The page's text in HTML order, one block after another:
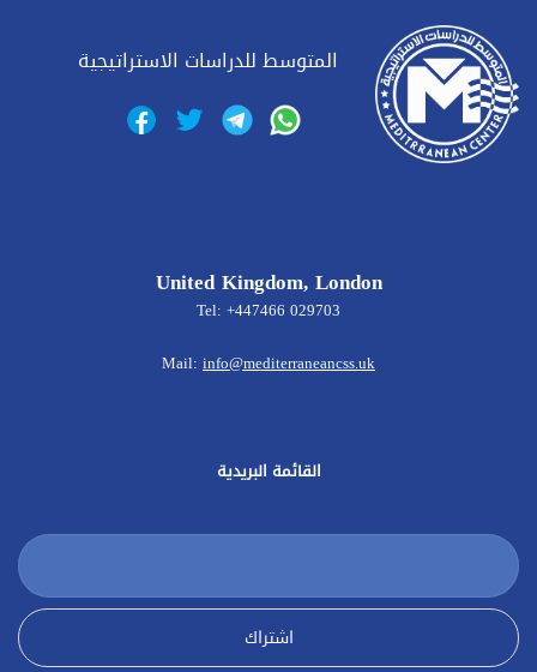
المتوسط للدراسات الاستراتيجية
United Kingdom, London
Tel: +447466 029703
Mail: info@mediterraneancss.uk
القائمة البريدية